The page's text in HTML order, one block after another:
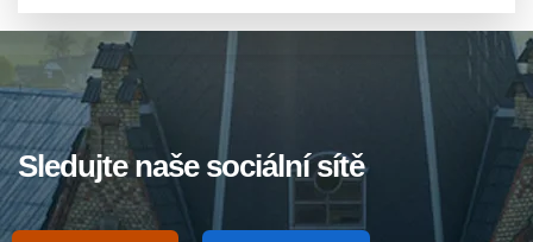
Sledujte naše sociální sítě